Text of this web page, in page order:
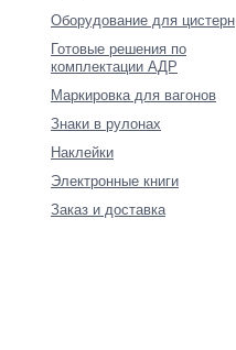
Оборудование для цистерн
Готовые решения по
комплектации АДР
Маркировка для вагонов
Знаки в рулонах
Наклейки
Электронные книги
Заказ и доставка